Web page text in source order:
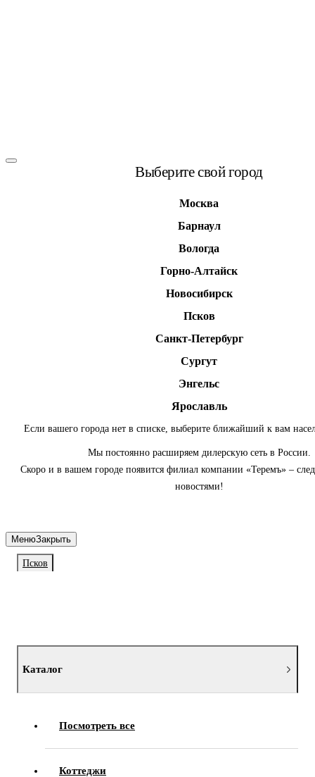
Выберите свой город
Москва
Барнаул
Вологда
Горно-Алтайск
Новосибирск
Псков
Санкт-Петербург
Сургут
Энгельс
Ярославль
Если вашего города нет в списке, выберите ближайший к вам
Мы постоянно расширяем дилерскую сеть в России.
Скоро и в вашем городе появится филиал компании «Теремъ» –
новостями!
Псков
МенюЗакрыть
Каталог
Посмотреть все
Коттеджи